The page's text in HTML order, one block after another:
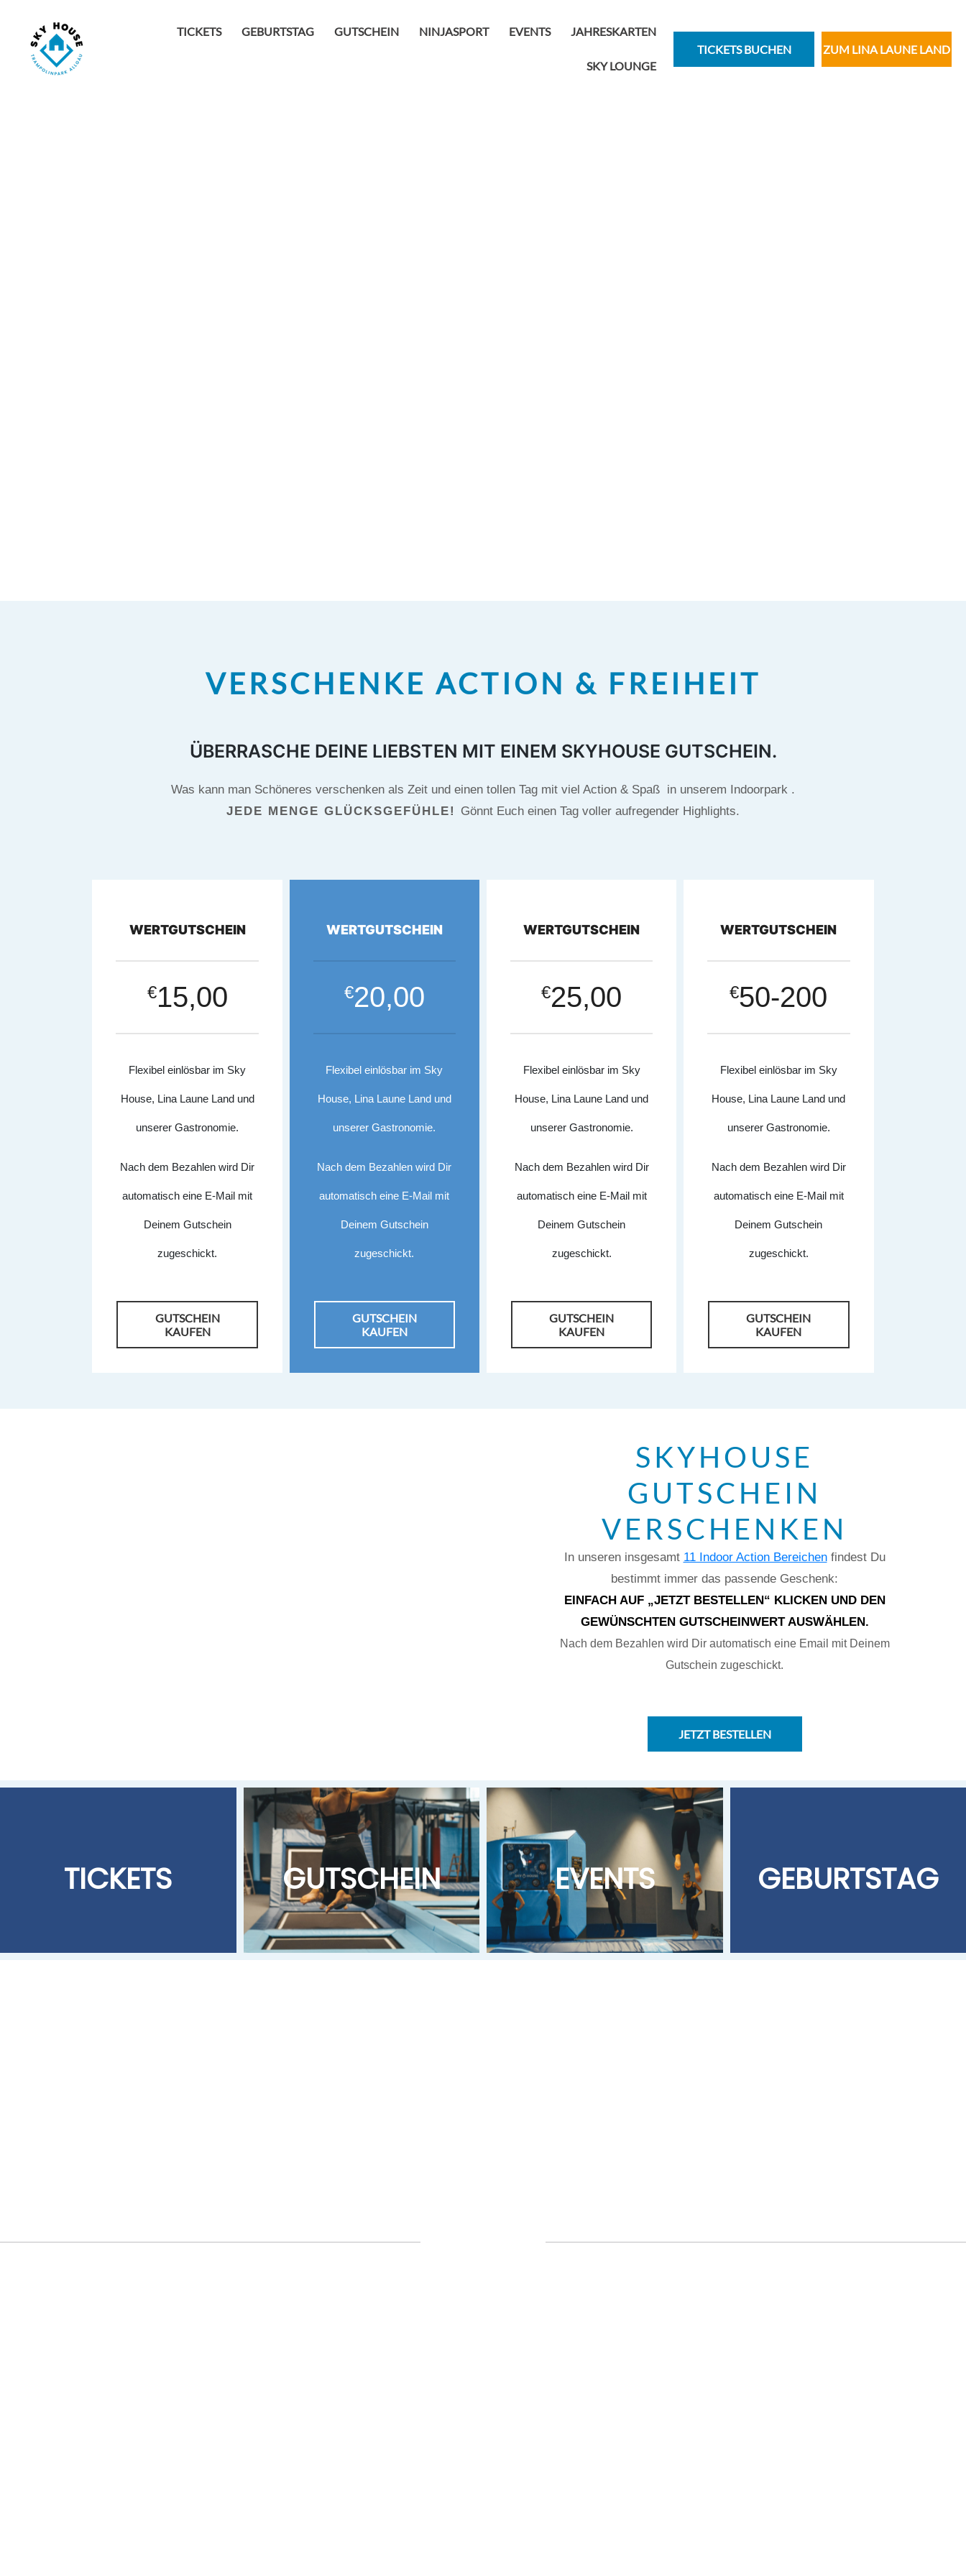
TICKETS GEBURTSTAG GUTSCHEIN NINJASPORT EVENTS JAHRESKARTEN
SKY LOUNGE
TICKETS BUCHEN ZUM LINA LAUNE LAND
VERSCHENKE ACTION & FREIHEIT
ÜBERRASCHE DEINE LIEBSTEN MIT EINEM SKYHOUSE GUTSCHEIN.
Was kann man Schöneres verschenken als Zeit und einen tollen Tag mit viel Action & Spaß in unserem Indoorpark .
JEDE MENGE GLÜCKSGEFÜHLE! Gönnt Euch einen Tag voller aufregender Highlights.
WERTGUTSCHEIN
€15,00
Flexibel einlösbar im Sky
House, Lina Laune Land und
unserer Gastronomie.
Nach dem Bezahlen wird Dir
automatisch eine E-Mail mit
Deinem Gutschein
zugeschickt.
GUTSCHEIN
KAUFEN
WERTGUTSCHEIN
€20,00
Flexibel einlösbar im Sky
House, Lina Laune Land und
unserer Gastronomie.
Nach dem Bezahlen wird Dir
automatisch eine E-Mail mit
Deinem Gutschein
zugeschickt.
GUTSCHEIN
KAUFEN
WERTGUTSCHEIN
€25,00
Flexibel einlösbar im Sky
House, Lina Laune Land und
unserer Gastronomie.
Nach dem Bezahlen wird Dir
automatisch eine E-Mail mit
Deinem Gutschein
zugeschickt.
GUTSCHEIN
KAUFEN
WERTGUTSCHEIN
€50-200
Flexibel einlösbar im Sky
House, Lina Laune Land und
unserer Gastronomie.
Nach dem Bezahlen wird Dir
automatisch eine E-Mail mit
Deinem Gutschein
zugeschickt.
GUTSCHEIN
KAUFEN
SKYHOUSE
GUTSCHEIN
VERSCHENKEN
In unseren insgesamt 11 Indoor Action Bereichenfindest Du
bestimmt immer das passende Geschenk:
EINFACH AUF „JETZT BESTELLEN“ KLICKEN UND DEN
GEWÜNSCHTEN GUTSCHEINWERT AUSWÄHLEN.
Nach dem Bezahlen wird Dir automatisch eine Email mit Deinem
Gutschein zugeschickt.
JETZT BESTELLEN
TICKETS GUTSCHEIN EVENTS GEBURTSTAG